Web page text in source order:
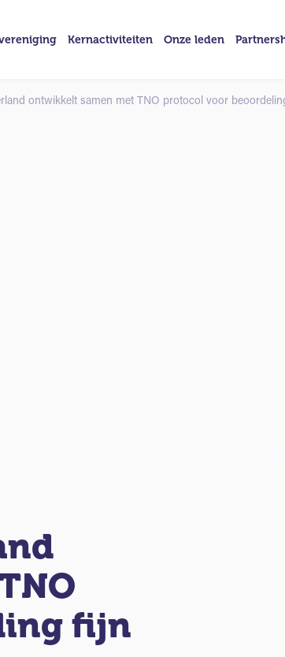
Kernactiviteiten Onze leden
ontwikkelt samen met TNO protocol voor
fijn